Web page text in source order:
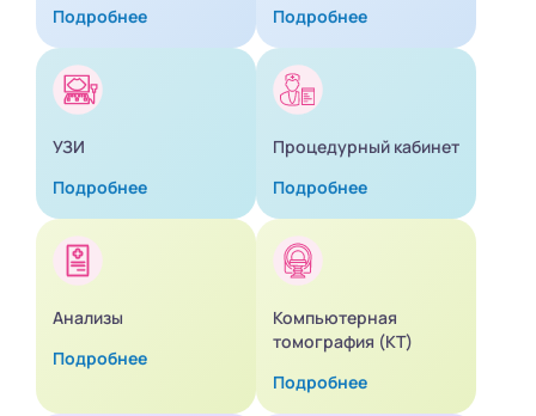
Подробнее
Подробнее
УЗИ
Подробнее
Процедурный кабинет
Подробнее
Анализы
Подробнее
Компьютерная
томография (КТ)
Подробнее